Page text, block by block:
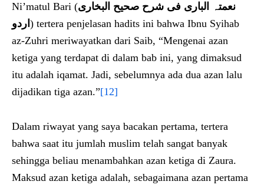
Ni’matul Bari (نعمتہ الباری فی شرح صحیح البخاری
اردو ) tertera penjelasan hadits ini bahwa Ibnu Syihab
az-Zuhri meriwayatkan dari Saib, “Mengenai azan
ketiga yang terdapat di dalam bab ini, yang dimaksud
itu adalah iqamat. Jadi, sebelumnya ada dua azan lalu
dijadikan tiga azan.”[12]
Dalam riwayat yang saya bacakan pertama, tertera
bahwa saat itu jumlah muslim telah sangat banyak
sehingga beliau menambahkan azan ketiga di Zaura.
Maksud azan ketiga adalah, sebagaimana azan pertama